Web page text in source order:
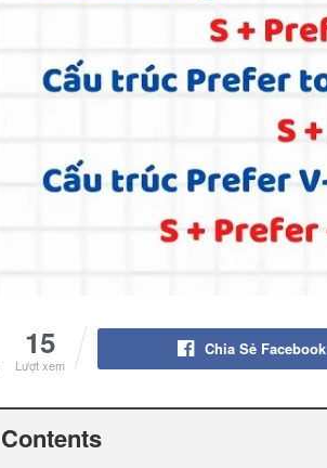
15
Lượt xem
Chia Sẻ Facebook
Contents